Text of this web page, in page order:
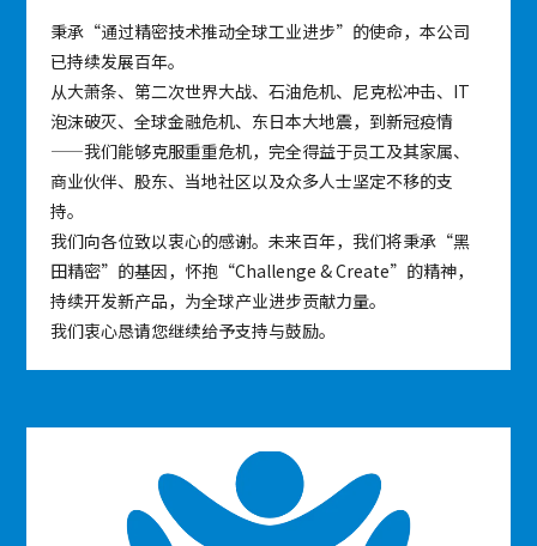
秉承“通过精密技术推动全球工业进步”的使命，本公司
已持续发展百年。
从大萧条、第二次世界大战、石油危机、尼克松冲击、IT
泡沫破灭、全球金融危机、东日本大地震，到新冠疫情
——我们能够克服重重危机，完全得益于员工及其家属、
商业伙伴、股东、当地社区以及众多人士坚定不移的支
持。
我们向各位致以衷心的感谢。未来百年，我们将秉承“黑
田精密”的基因，怀抱“Challenge & Create”的精神，
持续开发新产品，为全球产业进步贡献力量。
我们衷心恳请您继续给予支持与鼓励。